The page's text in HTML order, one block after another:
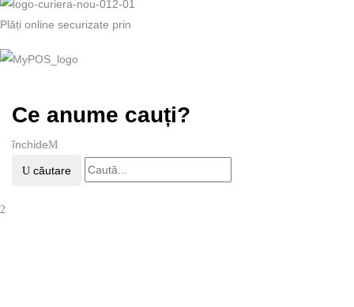
Plăți online securizate prin
Ce anume cauți?
închide
căutare